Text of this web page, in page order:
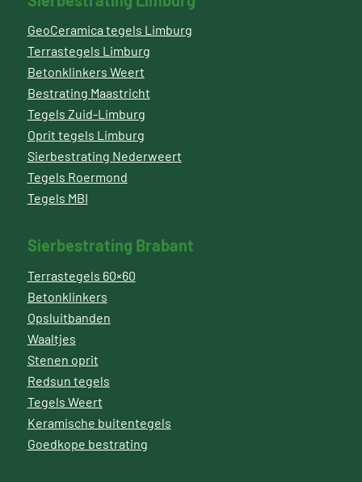
GeoCeramica tegels Limburg
Terrastegels Limburg
Betonklinkers Weert
Bestrating Maastricht
Tegels Zuid-Limburg
Oprit tegels Limburg
Sierbestrating Nederweert
Tegels Roermond
Tegels MBI
Sierbestrating Brabant
Terrastegels 60×60
Betonklinkers
Opsluitbanden
Waaltjes
Stenen oprit
Redsun tegels
Tegels Weert
Keramische buitentegels
Goedkope bestrating